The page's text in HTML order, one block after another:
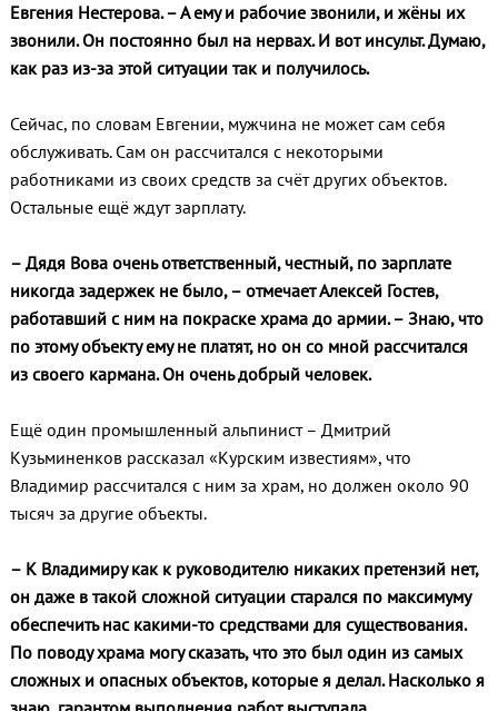
Евгения Нестерова. – А ему и рабочие звонили, и жёны их
звонили. Он постоянно был на нервах. И вот инсульт. Думаю,
как раз из-за этой ситуации так и получилось.
Сейчас, по словам Евгении, мужчина не может сам себя
обслуживать. Сам он рассчитался с некоторыми
работниками из своих средств за счёт других объектов.
Остальные ещё ждут зарплату.
– Дядя Вова очень ответственный, честный, по зарплате
никогда задержек не было, – отмечает Алексей Гостев,
работавший с ним на покраске храма до армии. – Знаю, что
по этому объекту ему не платят, но он со мной рассчитался
из своего кармана. Он очень добрый человек.
Ещё один промышленный альпинист – Дмитрий
Кузьминенков рассказал «Курским известиям», что
Владимир рассчитался с ним за храм, но должен около 90
тысяч за другие объекты.
– К Владимиру как к руководителю никаких претензий нет,
он даже в такой сложной ситуации старался по максимуму
обеспечить нас какими-то средствами для существования.
По поводу храма могу сказать, что это был один из самых
сложных и опасных объектов, которые я делал. Насколько я